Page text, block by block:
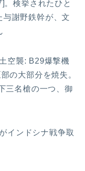
。検挙されたひと
与謝野鉄幹が、文
空襲: B29爆撃機
の大部分を焼失。
三名槍の一つ、御
インドシナ戦争取